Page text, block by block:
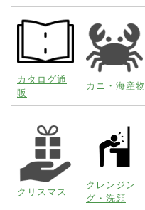
カタログ通
販
カニ・海産物
クリスマス
クレンジン
グ・洗顔